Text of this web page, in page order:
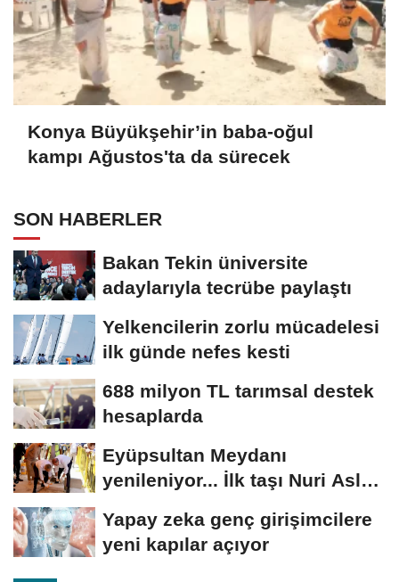
Konya Büyükşehir’in baba-oğul
kampı Ağustos'ta da sürecek
SON HABERLER
Bakan Tekin üniversite
adaylarıyla tecrübe paylaştı
Yelkencilerin zorlu mücadelesi
ilk günde nefes kesti
688 milyon TL tarımsal destek
hesaplarda
Eyüpsultan Meydanı
yenileniyor... İlk taşı Nuri Aslan
Yapay zeka genç girişimcilere
yeni kapılar açıyor